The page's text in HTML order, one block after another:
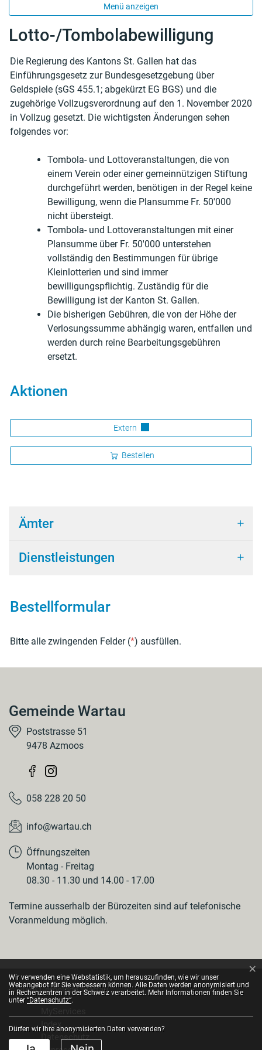
Menü anzeigen
Lotto-/Tombolabewilligung
Die Regierung des Kantons St. Gallen hat das
Einführungsgesetz zur Bundesgesetzgebung über
Geldspiele (sGS 455.1; abgekürzt EG BGS) und die
zugehörige Vollzugsverordnung auf den 1. November 2020
in Vollzug gesetzt. Die wichtigsten Änderungen sehen
folgendes vor:
Tombola- und Lottoveranstaltungen, die von
einem Verein oder einer gemeinnützigen Stiftung
durchgeführt werden, benötigen in der Regel keine
Bewilligung, wenn die Plansumme Fr. 50'000
nicht übersteigt.
Tombola- und Lottoveranstaltungen mit einer
Plansumme über Fr. 50'000 unterstehen
vollständig den Bestimmungen für übrige
Kleinlotterien und sind immer
bewilligungspflichtig. Zuständig für die
Bewilligung ist der Kanton St. Gallen.
Die bisherigen Gebühren, die von der Höhe der
Verlosungssumme abhängig waren, entfallen und
werden durch reine Bearbeitungsgebühren
ersetzt.
Aktionen
Extern
Bestellen
Zugehörige Objekte
Ämter
Dienstleistungen
Bestellformular
Bitte alle zwingenden Felder (*) ausfüllen.
Gemeinde Wartau
Poststrasse 51
9478 Azmoos
058 228 20 50
info@wartau.ch
Öffnungszeiten
Montag - Freitag
08.30 - 11.30 und 14.00 - 17.00
Termine ausserhalb der Bürozeiten sind auf telefonische
Voranmeldung möglich.
© 2026 Gemeinde Wartau
Toolbar
Index
Datenschutz
Webstatistik
Wir verwenden eine Webstatistik, um herauszufinden, wie wir unser
Webangebot für Sie verbessern können. Alle Daten werden anonymisiert und
in Rechenzentren in der Schweiz verarbeitet. Mehr Informationen finden Sie
unter“Datenschutz“.
Dürfen wir Ihre anonymisierten Daten verwenden?
×